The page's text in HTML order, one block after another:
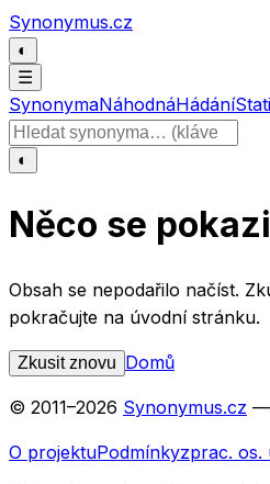
Přeskočit na obsah
Synonymus.cz
◐
☰
SynonymaNáhodnáHádání
Hledat slovo
◐
Něco se
Obsah se nepodařilo načíst.
pokračujte na úvodní stránku.
Zkusit znovu Domů
© 2011–2026 Synonymus.cz —
O projektuPodmínkyzprac. os.